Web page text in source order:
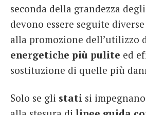
seconda della grandezza
devono essere seguite
alla promozione dell’utilizzo
energetiche più pulite ed
sostituzione di quelle più
Solo se gli stati si